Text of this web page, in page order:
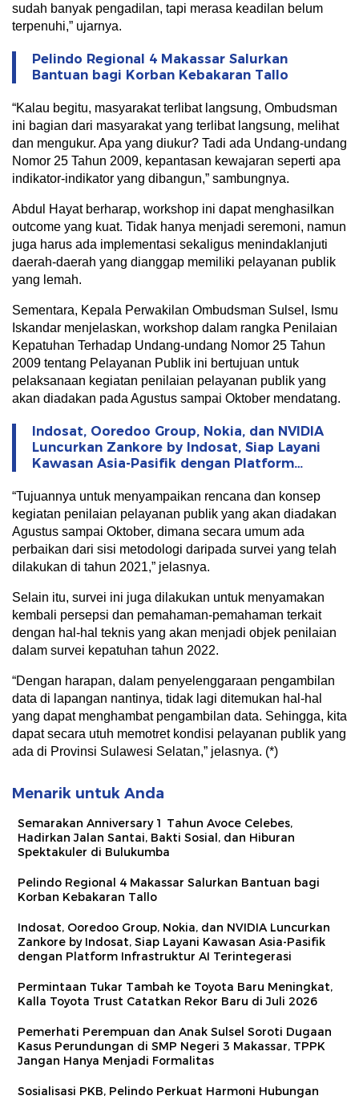
sudah banyak pengadilan, tapi merasa keadilan belum
terpenuhi,” ujarnya.
Pelindo Regional 4 Makassar Salurkan
Bantuan bagi Korban Kebakaran Tallo
“Kalau begitu, masyarakat terlibat langsung, Ombudsman
ini bagian dari masyarakat yang terlibat langsung, melihat
dan mengukur. Apa yang diukur? Tadi ada Undang-undang
Nomor 25 Tahun 2009, kepantasan kewajaran seperti apa
indikator-indikator yang dibangun,” sambungnya.
Abdul Hayat berharap, workshop ini dapat menghasilkan
outcome yang kuat. Tidak hanya menjadi seremoni, namun
juga harus ada implementasi sekaligus menindaklanjuti
daerah-daerah yang dianggap memiliki pelayanan publik
yang lemah.
Sementara, Kepala Perwakilan Ombudsman Sulsel, Ismu
Iskandar menjelaskan, workshop dalam rangka Penilaian
Kepatuhan Terhadap Undang-undang Nomor 25 Tahun
2009 tentang Pelayanan Publik ini bertujuan untuk
pelaksanaan kegiatan penilaian pelayanan publik yang
akan diadakan pada Agustus sampai Oktober mendatang.
Indosat, Ooredoo Group, Nokia, dan NVIDIA
Luncurkan Zankore by Indosat, Siap Layani
Kawasan Asia-Pasifik dengan Platform
“Tujuannya untuk menyampaikan rencana dan konsep
kegiatan penilaian pelayanan publik yang akan diadakan
Agustus sampai Oktober, dimana secara umum ada
perbaikan dari sisi metodologi daripada survei yang telah
dilakukan di tahun 2021,” jelasnya.
Selain itu, survei ini juga dilakukan untuk menyamakan
kembali persepsi dan pemahaman-pemahaman terkait
dengan hal-hal teknis yang akan menjadi objek penilaian
dalam survei kepatuhan tahun 2022.
“Dengan harapan, dalam penyelenggaraan pengambilan
data di lapangan nantinya, tidak lagi ditemukan hal-hal
yang dapat menghambat pengambilan data. Sehingga, kita
dapat secara utuh memotret kondisi pelayanan publik yang
ada di Provinsi Sulawesi Selatan,” jelasnya. (*)
Menarik untuk Anda
Semarakan Anniversary 1 Tahun Avoce Celebes,
Hadirkan Jalan Santai, Bakti Sosial, dan Hiburan
Spektakuler di Bulukumba
Pelindo Regional 4 Makassar Salurkan Bantuan bagi
Korban Kebakaran Tallo
Indosat, Ooredoo Group, Nokia, dan NVIDIA Luncurkan
Zankore by Indosat, Siap Layani Kawasan Asia-Pasifik
dengan Platform Infrastruktur AI Terintegerasi
Permintaan Tukar Tambah ke Toyota Baru Meningkat,
Kalla Toyota Trust Catatkan Rekor Baru di Juli 2026
Pemerhati Perempuan dan Anak Sulsel Soroti Dugaan
Kasus Perundungan di SMP Negeri 3 Makassar, TPPK
Jangan Hanya Menjadi Formalitas
Sosialisasi PKB, Pelindo Perkuat Harmoni Hubungan